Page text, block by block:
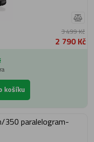
3 499 Kč
2 790 Kč
košíku
350 paralelogram-